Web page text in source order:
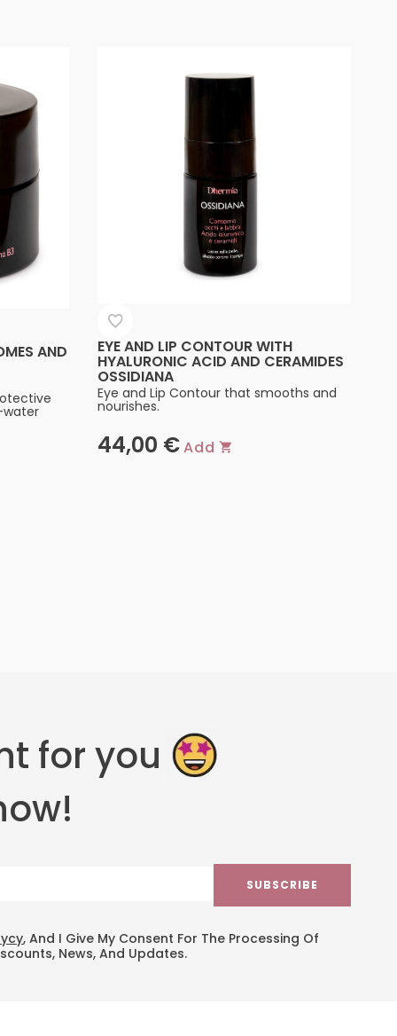
AND EYE AND LIP CONTOUR WITH
HYALURONIC ACID AND CERAMIDES
OSSIDIANA
Eye and Lip Contour that smooths and
nourishes.
44,00 €Add
for you
SUBSCRIBE
, And I Give My Consent For The Processing Of
News, And Updates.